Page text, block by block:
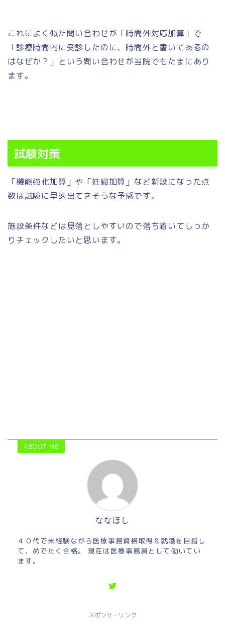
これによく似た問い合わせが「時間外対応加算」で
「診療時間内に受診したのに、時間外と書いてあるの
はなぜか？」という問い合わせが当院でもたまにあり
ます。
試験対策
「機能強化加算」や「妊婦加算」など新設になった点
数は試験に早速出てきそうな予感です。
施設条件などは見落としやすいので落ち着いてしっか
りチェックしたいと思います。
ABOUT ME
ななほし
４０代で未経験ながら医療事務資格取得＆就職を目指し
て、めでたく合格。 現在は医療事務員として働いてい
ます。
スポンサーリンク